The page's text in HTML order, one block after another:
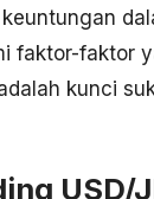
faktor-faktor
kunci
USD/